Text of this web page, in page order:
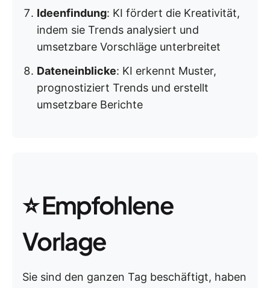
Ideenfindung: KI fördert die Kreativität,
indem sie Trends analysiert und
umsetzbare Vorschläge unterbreitet
Dateneinblicke: KI erkennt Muster,
prognostiziert Trends und erstellt
umsetzbare Berichte
⭐ Empfohlene
Vorlage
Sie sind den ganzen Tag beschäftigt, haben